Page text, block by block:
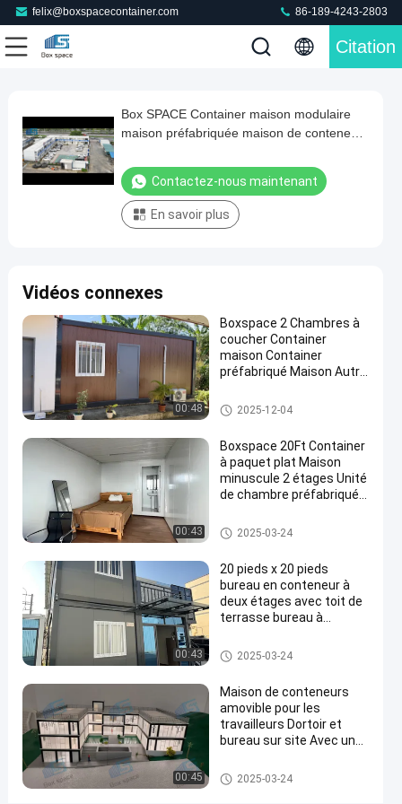
felix@boxspacecontainer.com 86-189-4243-2803
Citation
Video
Box
SPACE
Container
maison
de
conteneurs
pour
expédition
maison
modulaire
maison
conteneurs
maison
bureau
maison
de
cabine
Maison
de
conteneur
05-30
1880
points
de vue
Contactez-
nous
maintenant
Partager
#
Des
Box SPACE Container maison modulaire
maison préfabriquée maison de conteneurs
de conteneurs maison bureau maison de
cabine
Contactez-nous maintenant
En savoir plus
Vidéos connexes
00:48
Boxspace 2 Chambres à
coucher Container
maison Container
préfabriqué Maison Autre
Immobilier Container
maison de deux étages
Maison détachable de contene
ur
2025-12-04
00:43
Boxspace 20Ft Container
à paquet plat Maison
minuscule 2 étages Unité
de chambre préfabriquée
Maison détachable de contene
ur
2025-03-24
00:43
20 pieds x 20 pieds
bureau en conteneur à
deux étages avec toit de
terrasse bureau à
vacances pour usage
personnel
Maison détachable de contene
ur
2025-03-24
00:45
Maison de conteneurs
amovible pour les
travailleurs Dortoir et
bureau sur site Avec une
flexible et une installation
facile
Maison détachable de contene
ur
2025-03-24